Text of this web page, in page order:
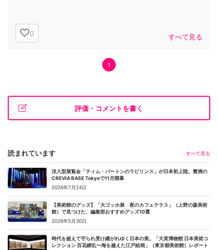
0 すべて見る
1
評価・コメントを書く
読まれています すべて見る
没入型展覧会「ティム・バートンのラビリンス」が日本初上陸。豊洲の
CREVIA BASE Tokyoで11月開幕
2026年7月24日
【美術館のグッズ】「大ゴッホ展 夜のカフェテラス」（上野の森美術
館）で見つけた、編集部おすすめグッズ10選
2026年5月30日
時代を超えて守られ受け継がれゆく日本の美。「大英博物館 日本美術コ
レクション 百花繚乱〜海を越えた江戸絵画」（東京都美術館）レポート